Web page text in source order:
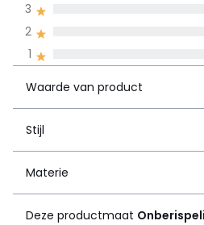
1
2 0
3
4 1
5
1
2
3
Waarde van product
Stijl
Materie
Deze productmaat